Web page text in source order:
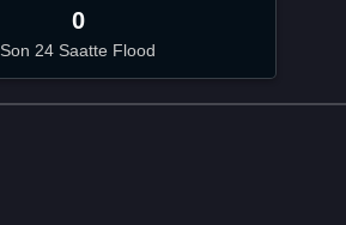
0
Son 24 Saatte Flood